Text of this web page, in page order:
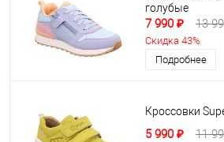
голубые
7 990 ₽ 13
Скидка 43%
Подробнее
Кроссовки
5 990 ₽ 11